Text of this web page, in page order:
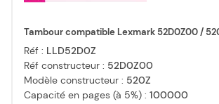
Tambour compatible Lexmark 52D0Z00 /
Réf : LLD52D0Z
Réf constructeur : 52D0Z00
Modèle constructeur : 520Z
Capacité en pages (à 5%) : 100000